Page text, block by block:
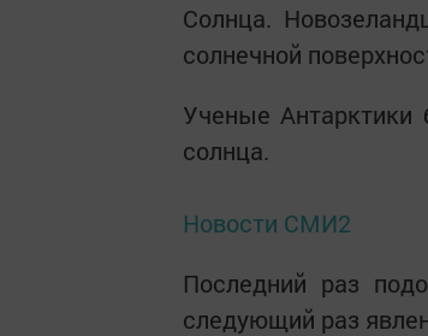
Солнца.
солнечной
Ученые Антарктики
солнца.
Новости СМИ2
Последний раз
следующий раз